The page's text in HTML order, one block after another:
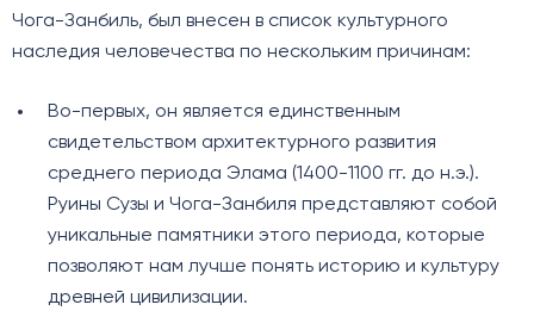
Чога-Занбиль, был внесен в список культурного
наследия человечества по нескольким причинам:
Во-первых, он является единственным
свидетельством архитектурного развития
среднего периода Элама (1400-1100 гг. до н.э.).
Руины Сузы и Чога-Занбиля представляют собой
уникальные памятники этого периода, которые
позволяют нам лучше понять историю и культуру
древней цивилизации.